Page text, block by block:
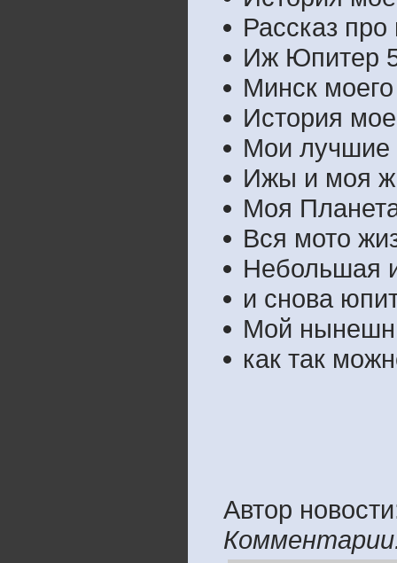
Рассказ
Иж Юпитер
Минск
История
Мои лучшие
Ижы и моя
Моя
Вся мото
Небольшая
и снова
Мой
как так
Автор